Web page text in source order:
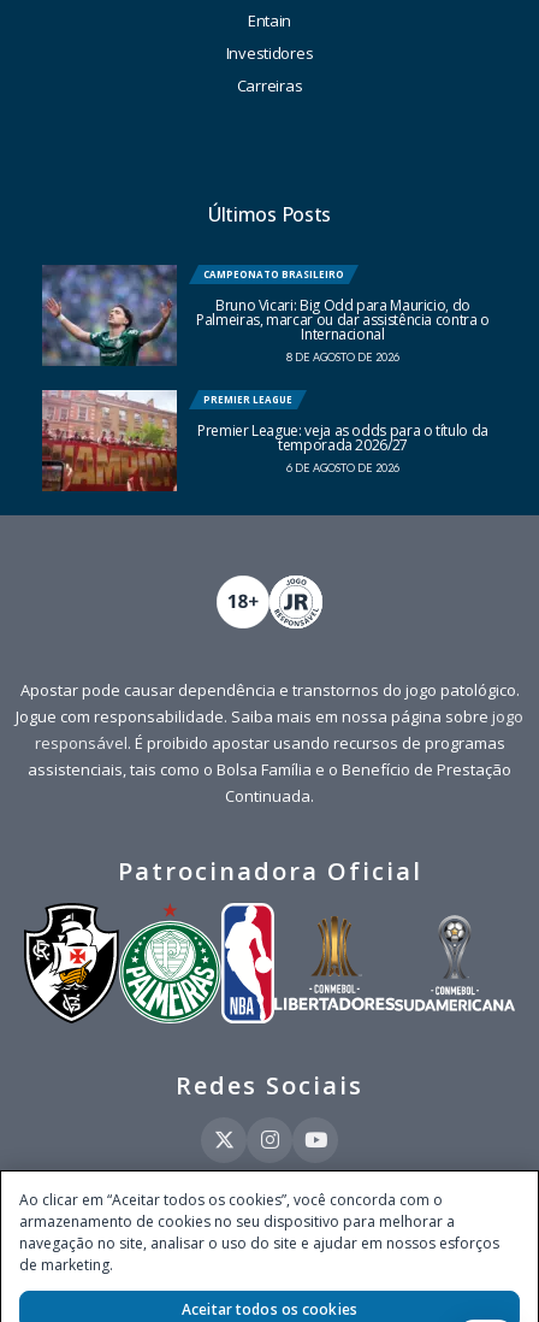
Entain
Investidores
Carreiras
Últimos Posts
CAMPEONATO BRASILEIRO
Bruno Vicari: Big Odd para Mauricio, do
Palmeiras, marcar ou dar assistência contra o
Internacional
8 DE AGOSTO DE 2026
PREMIER LEAGUE
Premier League: veja as odds para o título da
temporada 2026/27
6 DE AGOSTO DE 2026
Apostar pode causar dependência e transtornos do jogo patológico.
Jogue com responsabilidade. Saiba mais em nossa página sobre jogo
responsável. É proibido apostar usando recursos de programas
assistenciais, tais como o Bolsa Família e o Benefício de Prestação
Continuada.
Patrocinadora Oficial
Redes Sociais
Este site é operado pela Ventmear Brasil LTDA (CNPJ 52.868.380/0001-84), com
endereço na Avenida Brigadeiro Faria Lima, nº 4.055, 3º andar, Itaim Bibi, no
Município de São Paulo, Estado de São Paulo, CEP 04538-133, Brasil - empresa
Secretaria de Prêmios e Apostas do Ministério da Fazenda, conforme Portaria nº
Ao clicar em “Aceitar todos os cookies”, você concorda com o
armazenamento de cookies no seu dispositivo para melhorar a
navegação no site, analisar o uso do site e ajudar em nossos esforços
de marketing.
Aceitar todos os cookies